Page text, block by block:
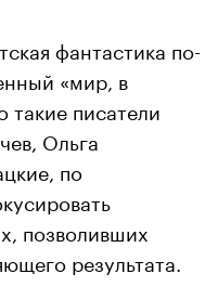
фантастика по-
«мир, в
такие писатели
Ольга
по
позволивших
результата.